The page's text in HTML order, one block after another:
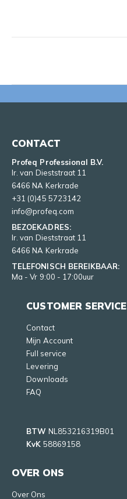
CONTACT
Profeq Professional B.V.
Ir. van Dieststraat 11
6466 NA Kerkrade
+31 (0)45 5723142
info@profeq.com
BEZOEKADRES:
Ir. van Dieststraat 11
6466 NA Kerkrade
TELEFONISCH BEREIKBAAR:
Ma - Vr 9:00 - 17:00uur
CUSTOMER SERVICE
Contact
Mijn Account
Full service
Levering
Downloads
FAQ
BTW NL853216319B01
KvK 58869158
OVER ONS
Over Ons